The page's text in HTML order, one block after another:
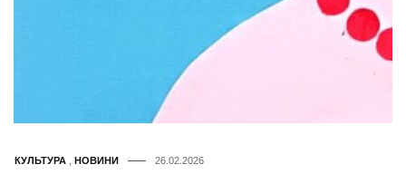
КУЛЬТУРА НОВИНИ 26.02.2026